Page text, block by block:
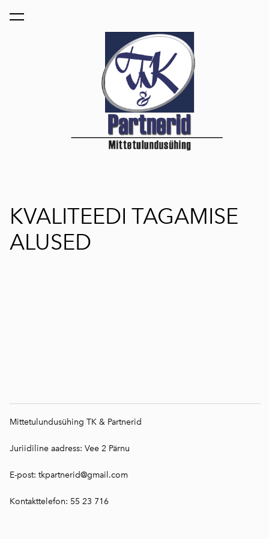
lisati ostukorvi.
KVALITEEDI TAGAMISE
ALUSED
Mittetulundusühing TK & Partnerid
Juriidiline aadress: Vee 2 Pärnu
E-post: tkpartnerid@gmail.com
Kontakttelefon: 55 23 716